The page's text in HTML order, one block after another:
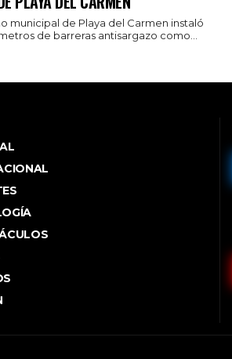
municipal de Playa del Carmen instaló
de barreras antisargazo como...